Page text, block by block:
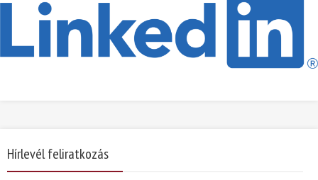
Hírlevél feliratkozás